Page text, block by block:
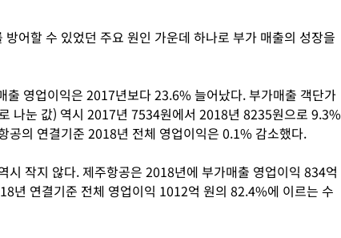
어할 수 있었던 주요 원인 가운데 하나로 부가 매출의 성장을
출 영업이익은 2017년보다 23.6% 늘어났다. 부가매출 객단가
나눈 값) 역시 2017년 7534원에서 2018년 8235원으로 9.3%
공의 연결기준 2018년 전체 영업이익은 0.1% 감소했다.
시 작지 않다. 제주항공은 2018년에 부가매출 영업이익 834억
년 연결기준 전체 영업이익 1012억 원의 82.4%에 이르는 수